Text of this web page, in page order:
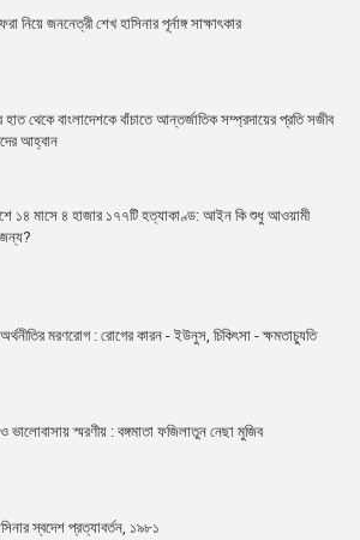
নিয়ে জননেত্রী শেখ হাসিনার পূর্নাঙ্গ সাক্ষাৎকার
হাত থেকে বাংলাদেশকে বাঁচাতে আন্তর্জাতিক সম্প্রদায়ের প্রতি সজীব
আহ্বান
১৪ মাসে ৪ হাজার ১৭৭টি হত্যাকাণ্ড: আইন কি শুধু আওয়ামী
জন্য?
মরণরোগ : রোগের কারন - ইউনুস, চিকিৎসা - ক্ষমতাচ্যুতি
ভালোবাসায় স্মরণীয় : বঙ্গমাতা ফজিলাতুন নেছা মুজিব
স্বদেশ প্রত্যাবর্তন, ১৯৮১